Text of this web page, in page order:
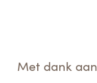
Met dank aan